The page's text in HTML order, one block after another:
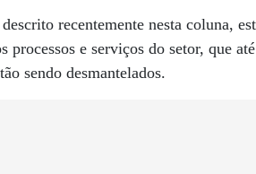
recentemente nesta coluna,
e serviços do setor, que
sendo desmantelados.